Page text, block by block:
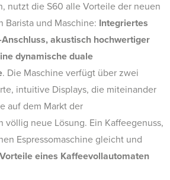
nutzt die S60 alle Vorteile der neuen
Barista und Maschine: Integriertes
akustisch hochwertiger
dynamische duale
. Die Maschine verfügt über zwei
intuitive Displays, die miteinander
auf dem Markt der
völlig neue Lösung. Ein Kaffeegenuss,
Espressomaschine gleicht und
eines Kaffeevollautomaten